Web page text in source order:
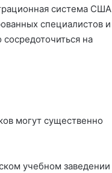
система США
специалистов и
на
могут существенно
учебном заведении